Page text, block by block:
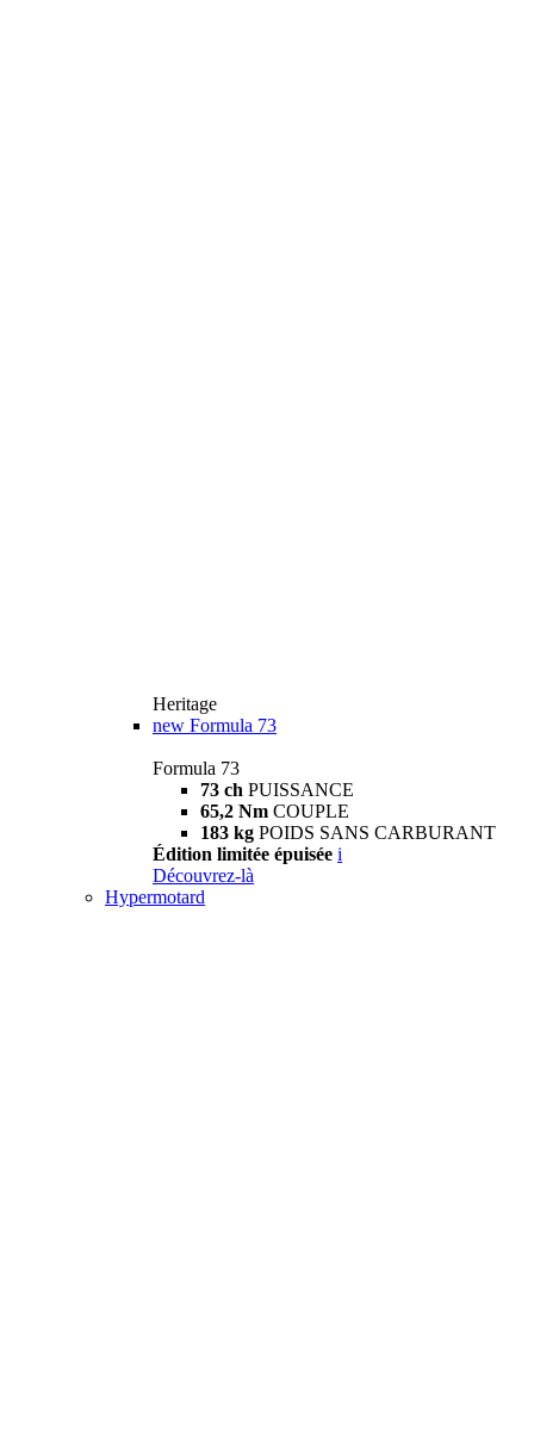
Heritage
new Formula 73
Formula 73
73 ch PUISSANCE
65,2 Nm COUPLE
183 kg POIDS SANS CARBURANT
Édition limitée épuisée i
Découvrez-là
Hypermotard